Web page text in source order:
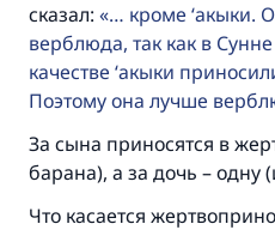
сказал:
… кроме ‘акыки.
верблюда, так как в
качестве ‘акыки
Поэтому она лучше
За сына приносятся в
барана), а за дочь – одну
Что касается